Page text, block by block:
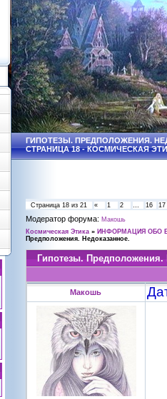
ГИПОТЕЗЫ. ПРЕДПОЛОЖЕНИЯ.
СТРАНИЦА 18 - КОСМИЧЕСКАЯ
Страница 18 из 21 « 1 2 … 16 17
Модератор форума: Макошь
Космическая Этика » ИНФОРМАЦИЯ ОБО
Предположения. Недоказанное.
Гипотезы. Предположения.
Макошь